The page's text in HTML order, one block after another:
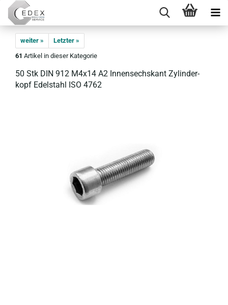
weiter »
Letzter »
61 Artikel in dieser Kategorie
50 Stk DIN 912 M4x14 A2 In­nen­sechs­kant Zy­lin­der­
kopf Edel­stahl ISO 4762